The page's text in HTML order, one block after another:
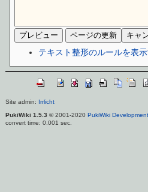
テキスト整形のルールを表
Site admin: Irrlicht
PukiWiki 1.5.3 © 2001-2020 PukiWiki
convert time: 0.001 sec.